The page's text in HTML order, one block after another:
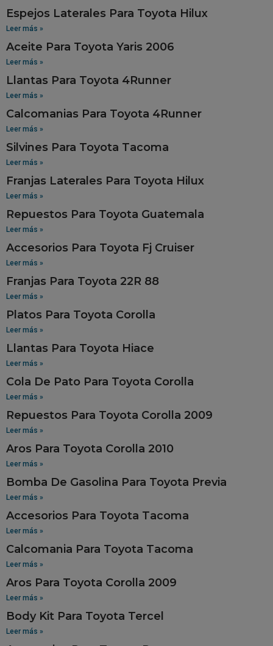
Espejos Laterales Para Toyota Hilux
Leer más »
Aceite Para Toyota Yaris 2006
Leer más »
Llantas Para Toyota 4Runner
Leer más »
Calcomanias Para Toyota 4Runner
Leer más »
Silvines Para Toyota Tacoma
Leer más »
Franjas Laterales Para Toyota Hilux
Leer más »
Repuestos Para Toyota Guatemala
Leer más »
Accesorios Para Toyota Fj Cruiser
Leer más »
Franjas Para Toyota 22R 88
Leer más »
Platos Para Toyota Corolla
Leer más »
Llantas Para Toyota Hiace
Leer más »
Cola De Pato Para Toyota Corolla
Leer más »
Repuestos Para Toyota Corolla 2009
Leer más »
Aros Para Toyota Corolla 2010
Leer más »
Bomba De Gasolina Para Toyota Previa
Leer más »
Accesorios Para Toyota Tacoma
Leer más »
Calcomania Para Toyota Tacoma
Leer más »
Aros Para Toyota Corolla 2009
Leer más »
Body Kit Para Toyota Tercel
Leer más »